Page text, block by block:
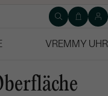
VREMMY UHR